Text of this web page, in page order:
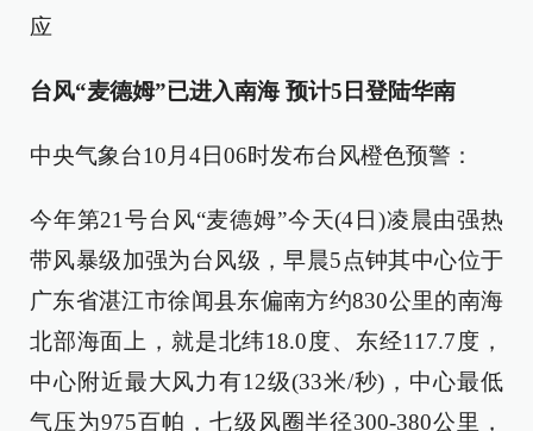
应
台风“麦德姆”已进入南海 预计5日登陆华南
中央气象台10月4日06时发布台风橙色预警：
今年第21号台风“麦德姆”今天(4日)凌晨由强热
带风暴级加强为台风级，早晨5点钟其中心位于
广东省湛江市徐闻县东偏南方约830公里的南海
北部海面上，就是北纬18.0度、东经117.7度，
中心附近最大风力有12级(33米/秒)，中心最低
气压为975百帕，七级风圈半径300-380公里，